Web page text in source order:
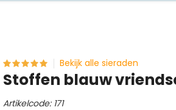
Bekijk alle sieraden
Stoffen blauw
Artikelcode: 171